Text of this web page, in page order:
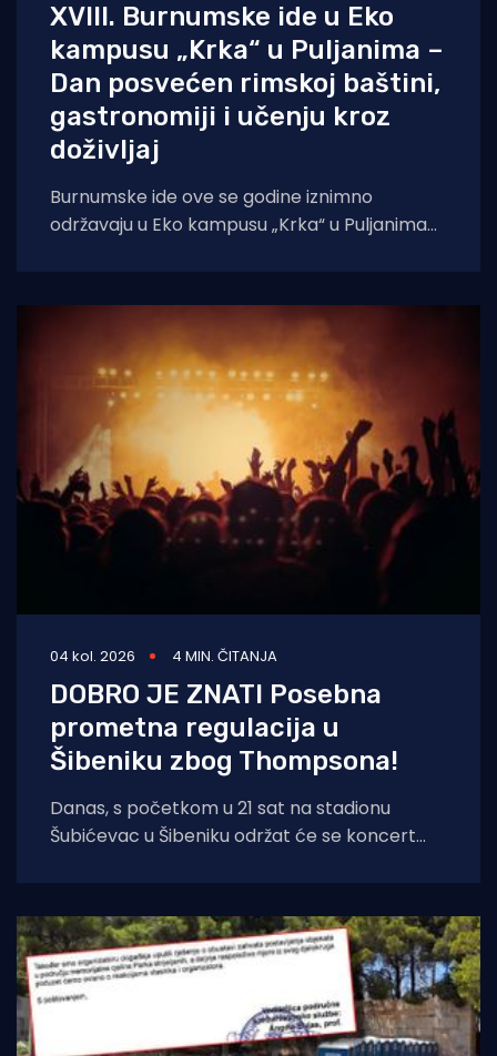
XVIII. Burnumske ide u Eko
kampusu „Krka“ u Puljanima –
Dan posvećen rimskoj baštini,
gastronomiji i učenju kroz
doživljaj
Burnumske ide ove se godine iznimno
održavaju u Eko kampusu „Krka“ u Puljanima
04 kol. 2026 4 MIN. ČITANJA
DOBRO JE ZNATI Posebna
prometna regulacija u
Šibeniku zbog Thompsona!
Danas, s početkom u 21 sat na stadionu
Šubićevac u Šibeniku održat će se koncert